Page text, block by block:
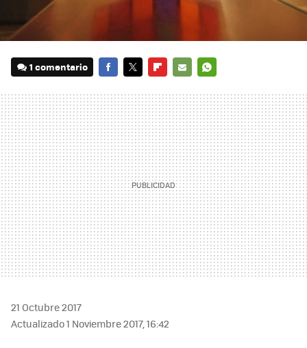
1 comentario
MAIL
21 Octubre 2017
Actualizado 1 Noviembre 2017, 16:42